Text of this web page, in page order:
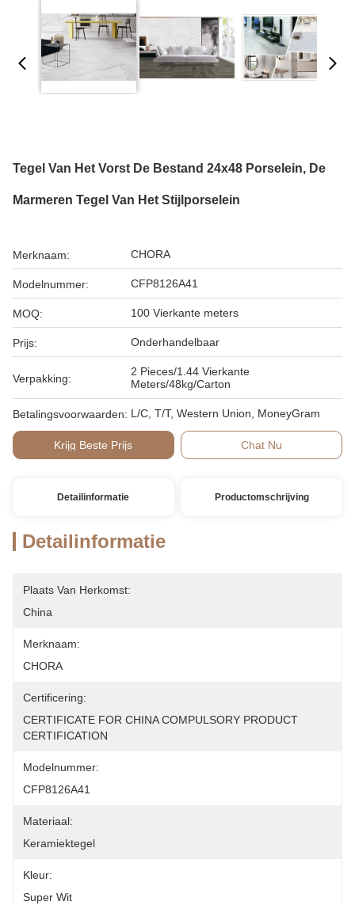
Tegel Van Het Vorst De Bestand 24x48 Porselein, De
Marmeren Tegel Van Het Stijlporselein
Merknaam: CHORA
Modelnummer: CFP8126A41
MOQ: 100 Vierkante meters
Prijs: Onderhandelbaar
Verpakking:
2 Pieces/1.44 Vierkante
Meters/48kg/Carton
Betalingsvoorwaarden: L/C, T/T, Western Union, MoneyGram
Krijg Beste Prijs Chat Nu
Detailinformatie Productomschrijving
Detailinformatie
Plaats Van Herkomst:
China
Merknaam:
CHORA
Certificering:
CERTIFICATE FOR CHINA COMPULSORY PRODUCT
CERTIFICATION
Modelnummer:
CFP8126A41
Materiaal:
Keramiektegel
Kleur:
Super Wit